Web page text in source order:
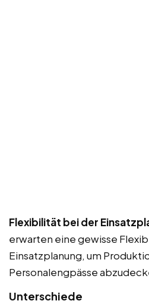
Flexibilität bei der
erwarten eine gewisse
Einsatzplanung, um
Personalengpässe
Unterschiede